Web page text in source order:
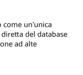
come un'unica
del database
ad alte